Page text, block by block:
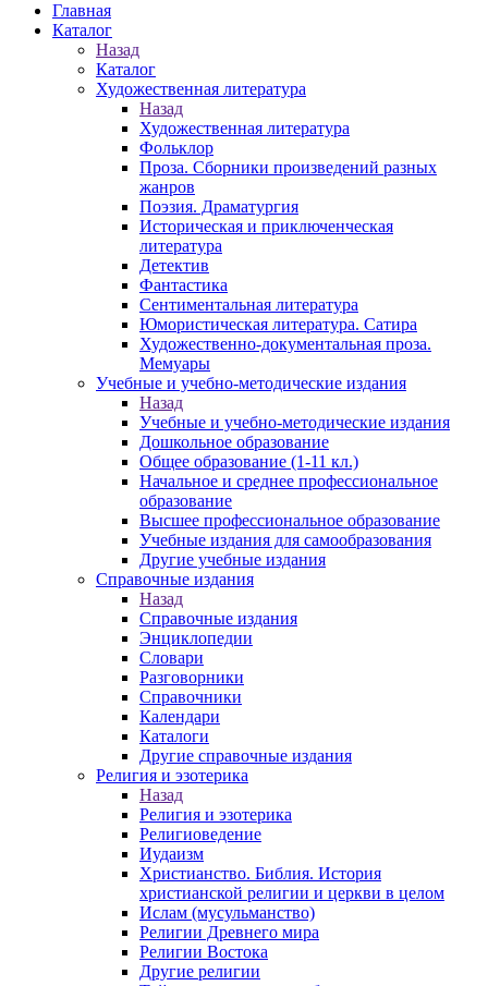
Главная
Каталог
Назад
Каталог
Художественная литература
Назад
Художественная литература
Фольклор
Проза. Сборники произведений разных
жанров
Поэзия. Драматургия
Историческая и приключенческая
литература
Детектив
Фантастика
Сентиментальная литература
Юмористическая литература. Сатира
Художественно-документальная проза.
Мемуары
Учебные и учебно-методические издания
Назад
Учебные и учебно-методические издания
Дошкольное образование
Общее образование (1-11 кл.)
Начальное и среднее профессиональное
образование
Высшее профессиональное образование
Учебные издания для самообразования
Другие учебные издания
Справочные издания
Назад
Справочные издания
Энциклопедии
Словари
Разговорники
Справочники
Календари
Каталоги
Другие справочные издания
Религия и эзотерика
Назад
Религия и эзотерика
Религиоведение
Иудаизм
Христианство. Библия. История
христианской религии и церкви в целом
Ислам (мусульманство)
Религии Древнего мира
Религии Востока
Другие религии